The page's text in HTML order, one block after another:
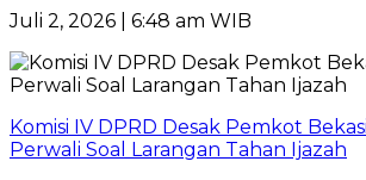
Juli 2, 2026 | 6:48 am WIB
Komisi IV DPRD Desak Pemkot
Perwali Soal Larangan Tahan Ijazah